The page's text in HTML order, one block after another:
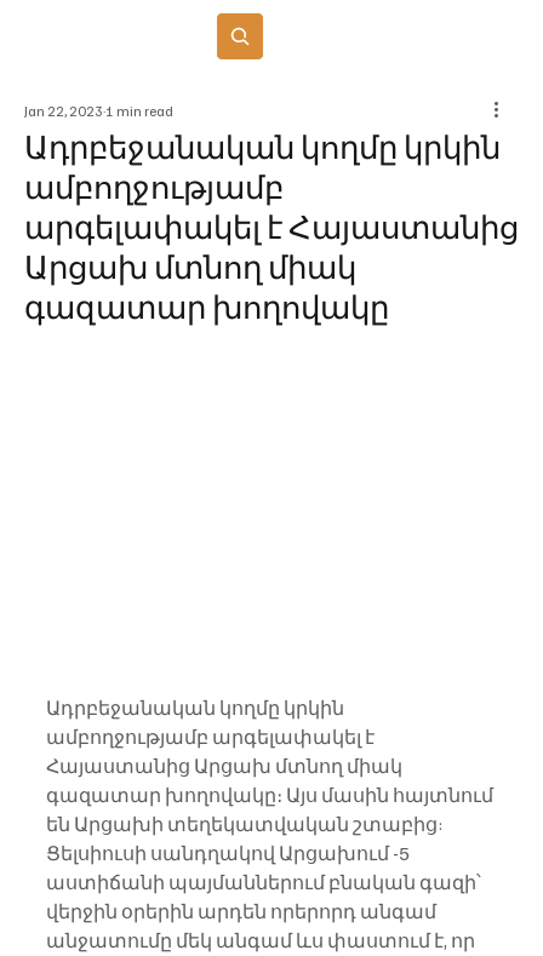
Ադրբեջանական կողմը կրկին
ամբողջությամբ
արգելափակել է Հայաստանից
Արցախ մտնող միակ
գազատար խողովակը
Jan 22, 2023 1 min read
Ադրբեջանական կողմը կրկին
ամբողջությամբ արգելափակել է
Հայաստանից Արցախ մտնող միակ
գազատար խողովակը։ Այս մասին հայտնում
են Արցախի տեղեկատվական շտաբից:
Ցելսիուսի սանդղակով Արցախում -5
աստիճանի պայմաններում բնական գազի՝
վերջին օրերին արդեն որերորդ անգամ
անջատումը մեկ անգամ ևս փաստում է, որ